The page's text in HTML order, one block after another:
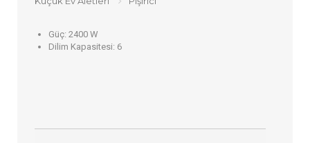
Güç: 2400 W
Dilim Kapasitesi: 6